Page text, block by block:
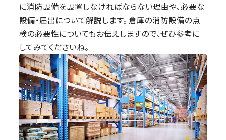
に消防設備を設置しなければならない理由や、必要な
設備・届出について解説します。 倉庫の消防設備の点
検の必要性についてもお伝えしますので、ぜひ参考に
してみてくださいね。